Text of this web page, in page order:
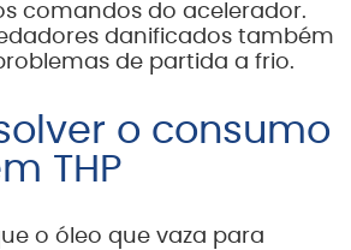
comandos do acelerador.
danificados também
de partida a frio.
o consumo
THP
o óleo que vaza para